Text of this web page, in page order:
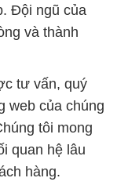
Đội ngũ của
và thành
tư vấn, quý
web của chúng
tôi mong
quan hệ lâu
hàng.